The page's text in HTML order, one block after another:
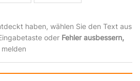
haben, wählen Sie den Text aus
oder Fehler ausbessern,